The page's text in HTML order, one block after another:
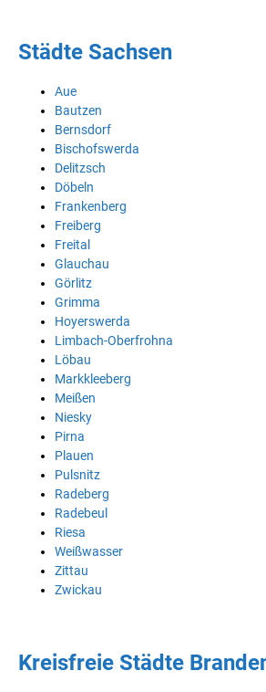
Städte Sachsen
Aue
Bautzen
Bernsdorf
Bischofswerda
Delitzsch
Döbeln
Frankenberg
Freiberg
Freital
Glauchau
Görlitz
Grimma
Hoyerswerda
Limbach-Oberfrohna
Löbau
Markkleeberg
Meißen
Niesky
Pirna
Plauen
Pulsnitz
Radeberg
Radebeul
Riesa
Weißwasser
Zittau
Zwickau
Kreisfreie Städte